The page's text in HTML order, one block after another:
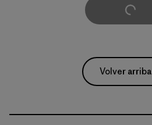
Cargar Más
Volver arriba